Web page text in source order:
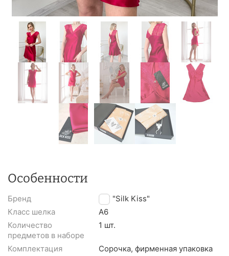
Особенности
Бренд
TM "Silk Kiss"
Класс шелка
A6
Количество
предметов в наборе
1 шт.
Комплектация
Сорочка, фирменная упаковка